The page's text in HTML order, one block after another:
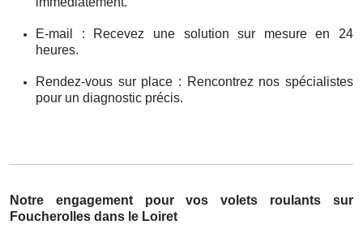
E-mail : Recevez une solution sur mesure en 24
heures.
Rendez-vous sur place : Rencontrez nos spécialistes
pour un diagnostic précis.
Notre engagement pour vos volets roulants sur
Foucherolles dans le Loiret